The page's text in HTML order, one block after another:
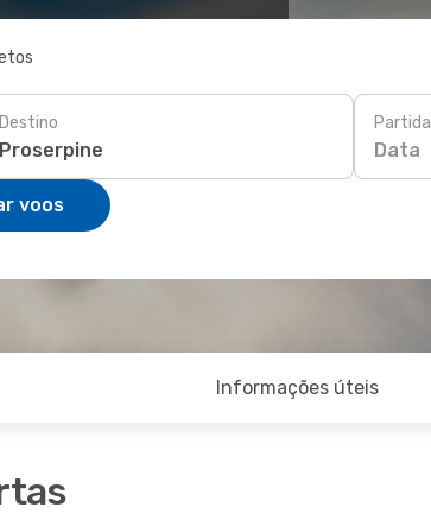
Destino Partida
Data
voos
Informações úteis